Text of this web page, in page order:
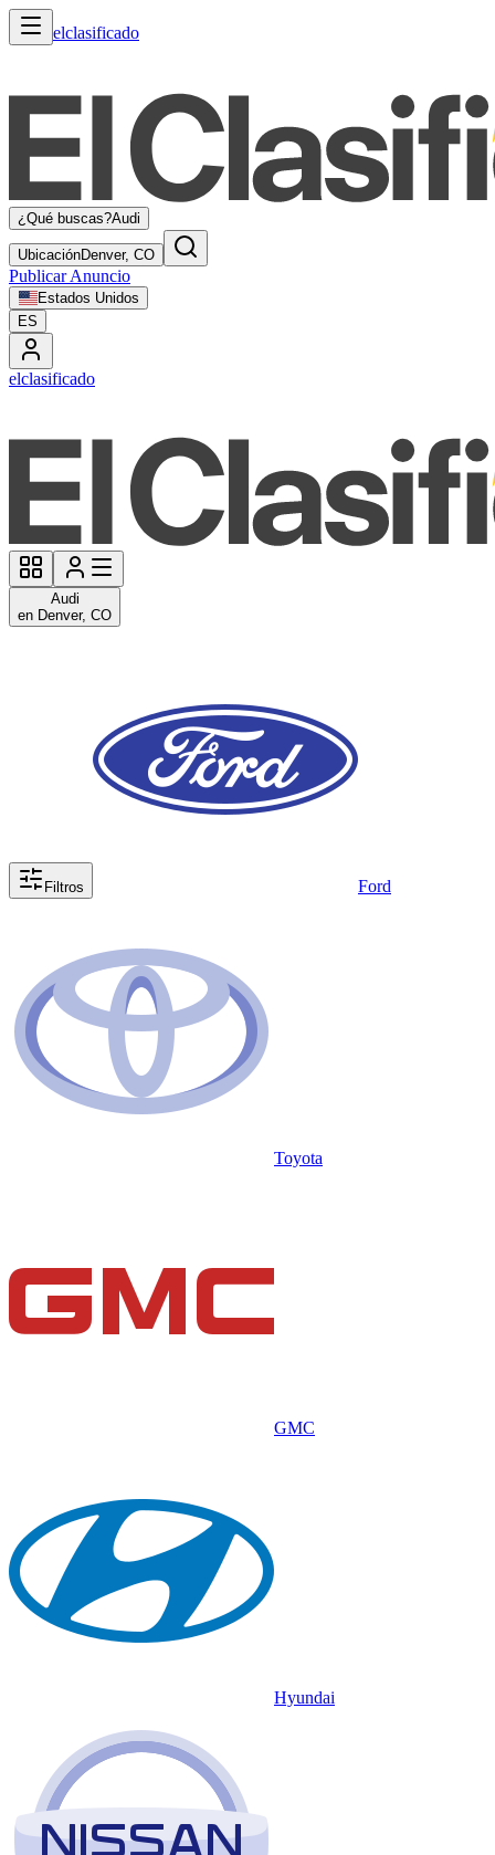
elclasificado
¿Qué buscas?Audi
UbicaciónDenver, CO
Publicar Anuncio
Estados Unidos
ES
elclasificado
Audi
en Denver, CO
Filtros Ford
Toyota
GMC
Hyundai